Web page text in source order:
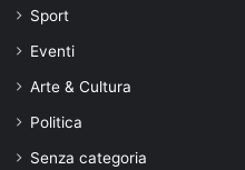
Sport
Eventi
Arte & Cultura
Politica
Senza categoria